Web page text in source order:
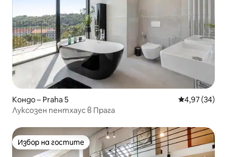
Кондо – Praha 5 Средна
4,97 (34)
Луксозен пентхаус в Прага
Избор на гостите
Избор на гостите